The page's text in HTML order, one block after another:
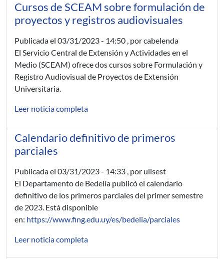
Cursos de SCEAM sobre formulación de
proyectos y registros audiovisuales
Publicada el 03/31/2023 - 14:50 , por cabelenda
El Servicio Central de Extensión y Actividades en el
Medio (SCEAM) ofrece dos cursos sobre Formulación y
Registro Audiovisual de Proyectos de Extensión
Universitaria.
Leer noticia completa
Calendario definitivo de primeros
parciales
Publicada el 03/31/2023 - 14:33 , por ulisest
El Departamento de Bedelía publicó el calendario
definitivo de los primeros parciales del primer semestre
de 2023. Está disponible
en: https://www.fing.edu.uy/es/bedelia/parciales
Leer noticia completa